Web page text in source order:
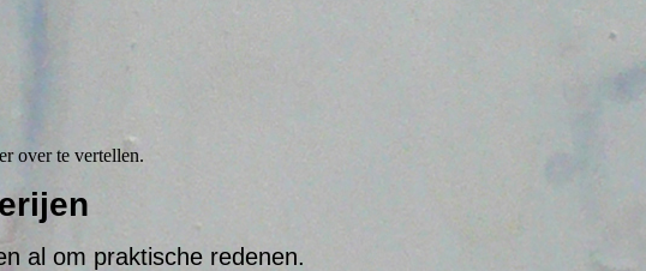
over te vertellen.
al om praktische redenen.